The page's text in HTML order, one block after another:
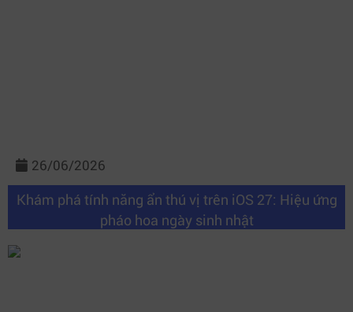
26/06/2026
Khám phá tính năng ẩn thú vị trên iOS 27: Hiệu ứng
pháo hoa ngày sinh nhật